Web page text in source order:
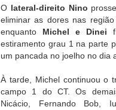
O lateral-direito Nino
eliminar as dores nas
enquanto Michel e Dinei
estiramento grau 1 na parte
um pancada no joelho no dia
À tarde, Michel continuou o
campo 1 do CT. Os
Nicácio, Fernando Bob,